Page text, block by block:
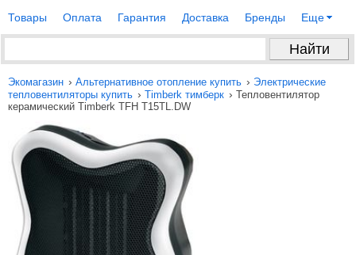
Товары Оплата Гарантия Доставка Бренды Еще
Экомагазин › Альтернативное отопление купить › Электрические
тепловентиляторы купить › Timberk тимберк › Тепловентилятор
керамический Timberk TFH T15TL.DW